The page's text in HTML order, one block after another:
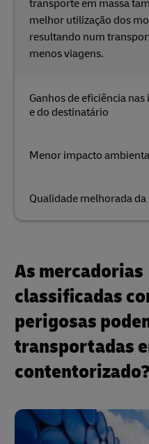
Ganhos de eficiência
e do destinatário
Menor impacto
Qualidade melhorada da
transporte em massa
melhor utilização dos
resultando num
menos viagens.
As mercadorias
classificadas
perigosas
transportadas
contentorizado?